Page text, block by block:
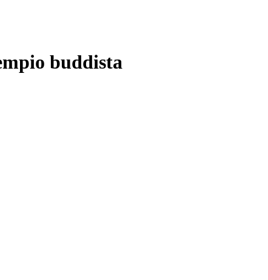
buddista